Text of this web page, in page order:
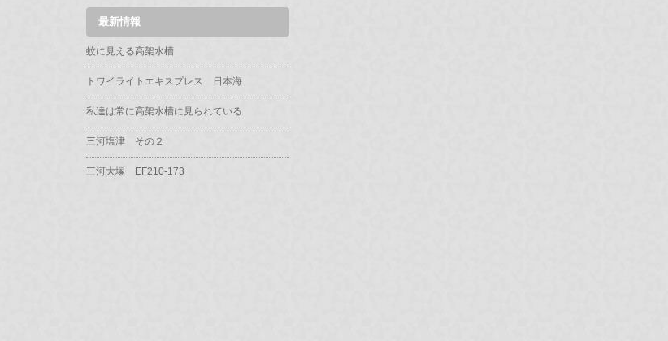
最新情報
蚊に見える高架水槽
トワイライトエキスプレス 日本海
私達は常に高架水槽に見られている
三河塩津 その２
三河大塚 EF210-173